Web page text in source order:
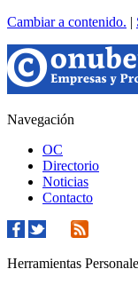
Cambiar a contenido. |
Navegación
OC
Directorio
Noticias
Contacto
Herramientas